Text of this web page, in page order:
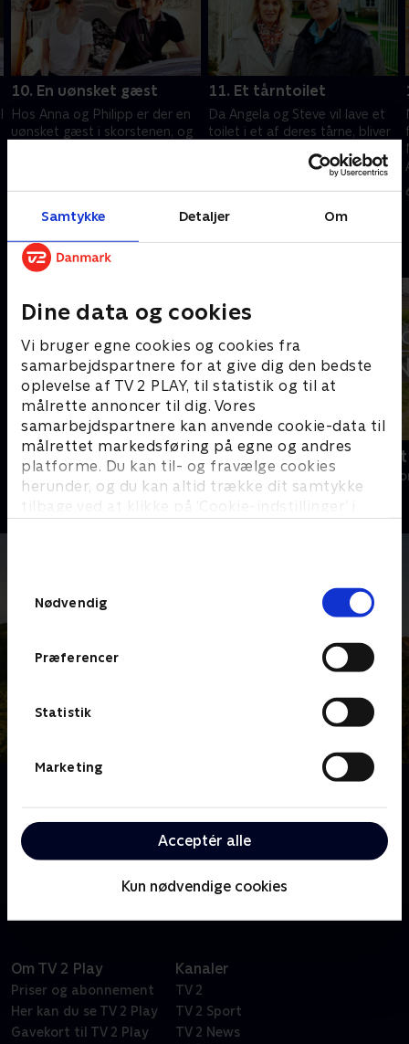
Samtykke Detaljer Om
Dine data og cookies
Vi bruger egne cookies og cookies fra
samarbejdspartnere for at give dig den bedste
oplevelse af TV 2 PLAY, til statistik og til at
målrette annoncer til dig. Vores
samarbejdspartnere kan anvende cookie-data til
målrettet markedsføring på egne og andres
platforme. Du kan til- og fravælge cookies
herunder, og du kan altid trække dit samtykke
tilbage ved at klikke på ’Cookie-indstillinger’ i
Nødvendig
Præferencer
Statistik
Marketing
Acceptér alle
Kun nødvendige cookies
10. En uønsket gæst
Hos Anna og Philipp er der en
uønsket gæst i skorstenen, og
6. november 2021 • 43 min
11. Et tårntoilet
Da Angela og Steve vil lave et
toilet i et af deres tårne, bliver
besøger to forskellige slotte i
6. november 2021 • 44 min
Andre så også
Linde på Langeland
Livsstil • 5 sæsoner Livsstil • 1
drømmehjemmene for helt almindelige mennesker.
Følg deres eventyr og hårde arbejde, når de realiserer
deres drømme om alt fra vinkældre til nye haveanlæg
Om TV 2 Play
Priser og abonnement
Her kan du se TV 2 Play
Gavekort til TV 2 Play
Kanaler
TV 2
TV 2 Sport
TV 2 News